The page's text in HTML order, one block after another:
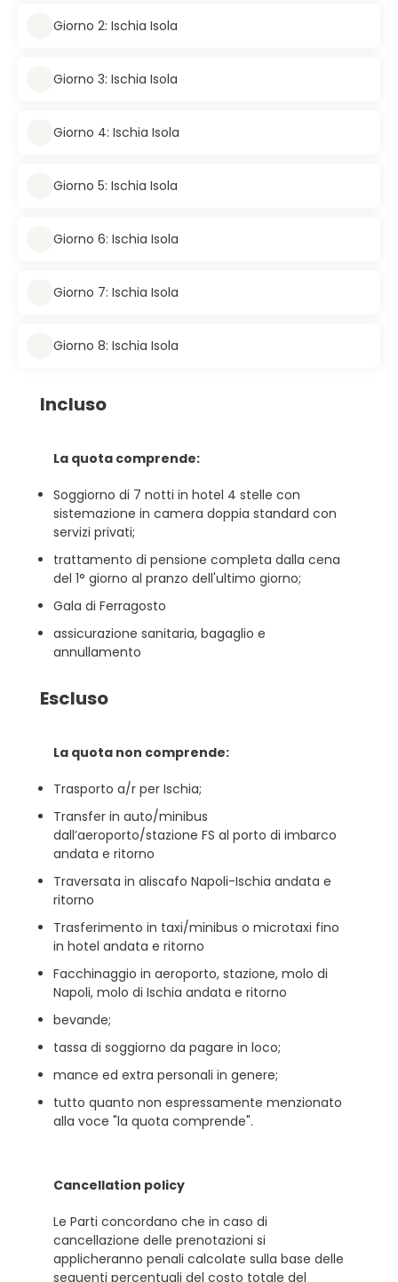
Giorno 2: Ischia Isola
Giorno 3: Ischia Isola
Giorno 4: Ischia Isola
Giorno 5: Ischia Isola
Giorno 6: Ischia Isola
Giorno 7: Ischia Isola
Giorno 8: Ischia Isola
Incluso
La quota comprende:
Soggiorno di 7 notti in hotel 4 stelle con
sistemazione in camera doppia standard con
servizi privati;
trattamento di pensione completa dalla cena
del 1° giorno al pranzo dell'ultimo giorno;
Gala di Ferragosto
assicurazione sanitaria, bagaglio e
annullamento
Escluso
La quota non comprende:
Trasporto a/r per Ischia;
Transfer in auto/minibus
dall’aeroporto/stazione FS al porto di imbarco
andata e ritorno
Traversata in aliscafo Napoli-Ischia andata e
ritorno
Trasferimento in taxi/minibus o microtaxi fino
in hotel andata e ritorno
Facchinaggio in aeroporto, stazione, molo di
Napoli, molo di Ischia andata e ritorno
bevande;
tassa di soggiorno da pagare in loco;
mance ed extra personali in genere;
tutto quanto non espressamente menzionato
alla voce "la quota comprende".
Cancellation policy
Le Parti concordano che in caso di
cancellazione delle prenotazioni si
applicheranno penali calcolate sulla base delle
seguenti percentuali del costo totale del